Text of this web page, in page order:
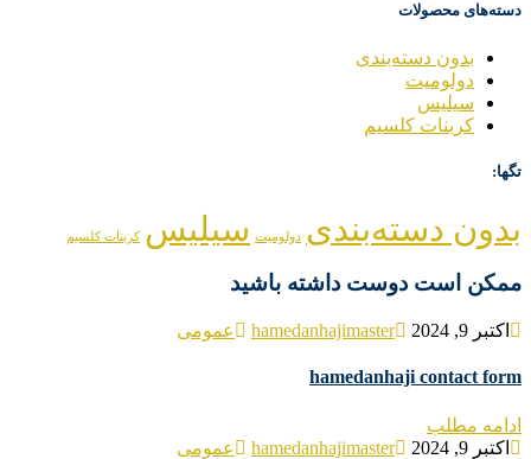
دسته‌های محصولات
بدون دسته‌بندی
دولومیت
سیلیس
کربنات کلسیم
تگها:
بدون دسته‌بندی دولومیت سیلیس کربنات کلسیم
ممکن است دوست داشته باشید
اکتبر 9, 2024 hamedanhajimaster عمومی
hamedanhaji contact form
ادامه مطلب
اکتبر 9, 2024
hamedanhajimaster عمومی